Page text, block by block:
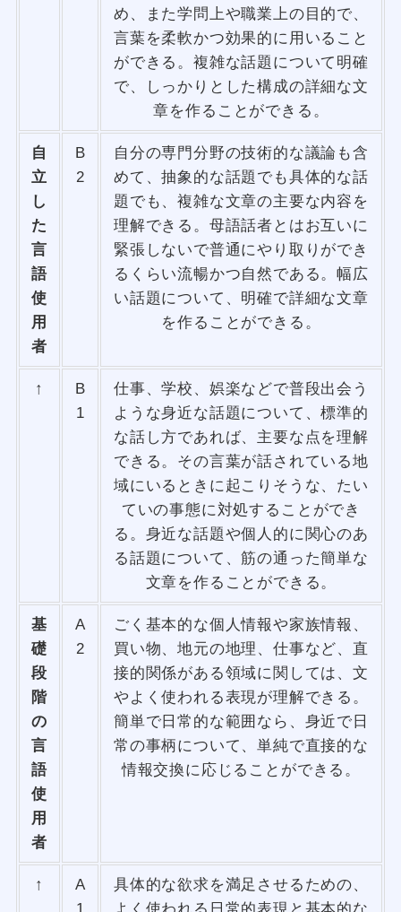
め、また学問上や職業上の目的で、
言葉を柔軟かつ効果的に用いること
ができる。複雑な話題について明確
で、しっかりとした構成の詳細な文
章を作ることができる。
自
立
し
た
言
語
使
用
者
B
2
自分の専門分野の技術的な議論も含
めて、抽象的な話題でも具体的な話
題でも、複雑な文章の主要な内容を
理解できる。母語話者とはお互いに
緊張しないで普通にやり取りができ
るくらい流暢かつ自然である。幅広
い話題について、明確で詳細な文章
を作ることができる。
↑
B
1
仕事、学校、娯楽などで普段出会う
ような身近な話題について、標準的
な話し方であれば、主要な点を理解
できる。その言葉が話されている地
域にいるときに起こりそうな、たい
ていの事態に対処することができ
る。身近な話題や個人的に関心のあ
る話題について、筋の通った簡単な
文章を作ることができる。
基
礎
段
階
の
言
語
使
用
者
A
2
ごく基本的な個人情報や家族情報、
買い物、地元の地理、仕事など、直
接的関係がある領域に関しては、文
やよく使われる表現が理解できる。
簡単で日常的な範囲なら、身近で日
常の事柄について、単純で直接的な
情報交換に応じることができる。
↑
A
具体的な欲求を満足させるための、